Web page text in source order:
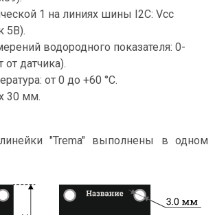
1 на линиях шины I2C: Vcc
5В).
водородного показателя: 0-
от датчика).
от 0 до +60 °С.
30 мм.
"Trema" выполнены в одном